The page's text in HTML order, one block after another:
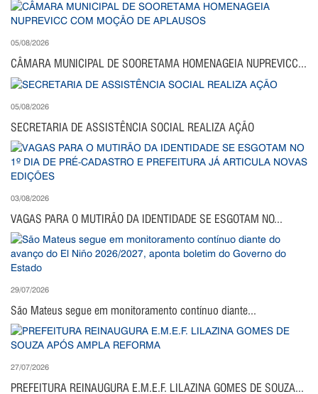
05/08/2026
CÂMARA MUNICIPAL DE SOORETAMA HOMENAGEIA NUPREVICC...
05/08/2026
SECRETARIA DE ASSISTÊNCIA SOCIAL REALIZA AÇÃO
03/08/2026
VAGAS PARA O MUTIRÃO DA IDENTIDADE SE ESGOTAM NO...
29/07/2026
São Mateus segue em monitoramento contínuo diante...
27/07/2026
PREFEITURA REINAUGURA E.M.E.F. LILAZINA GOMES DE SOUZA...